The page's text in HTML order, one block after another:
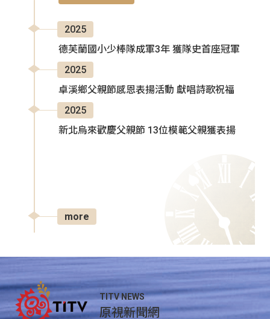
2025
德芙蘭國小少棒隊成軍3年 獲隊史首座冠軍
2025
卓溪鄉父親節感恩表揚活動 獻唱詩歌祝福
2025
新北烏來歡慶父親節 13位模範父親獲表揚
more
TITV NEWS
原視新聞網